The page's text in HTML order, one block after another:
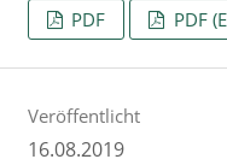
PDF PDF
Veröffentlicht
16.08.2019